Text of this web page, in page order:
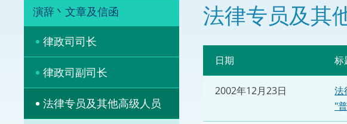
诉讼
网上争议解决及法律科技
体育争议解决先导计划
能力建设
与内地有
与澳门特
“一带一路
粤港澳大
演辞丶文章及信函
律政司司长
律政司副司长
法律专员及其他高级人员
法律专员及其
日期 标
2002年12月23日
法
"